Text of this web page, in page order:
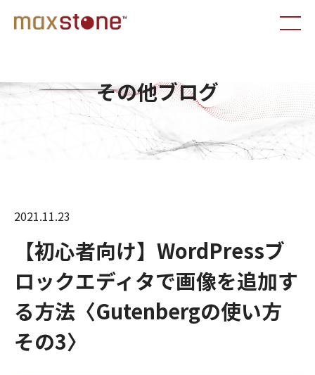
その他ブログ
2021.11.23
【初心者向け】WordPressブ
ロックエディタで画像を追加す
る方法〈Gutenbergの使い方
その3〉